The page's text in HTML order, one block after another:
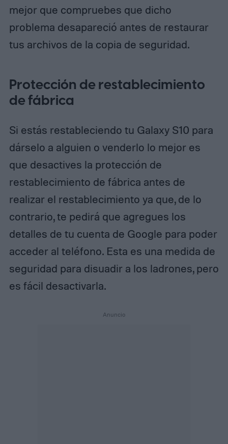
mejor que compruebes que dicho
problema desapareció antes de restaurar
tus archivos de la copia de seguridad.
Protección de restablecimiento
de fábrica
Si estás restableciendo tu Galaxy S10 para
dárselo a alguien o venderlo lo mejor es
que desactives la protección de
restablecimiento de fábrica antes de
realizar el restablecimiento ya que, de lo
contrario, te pedirá que agregues los
detalles de tu cuenta de Google para poder
acceder al teléfono. Esta es una medida de
seguridad para disuadir a los ladrones, pero
es fácil desactivarla.